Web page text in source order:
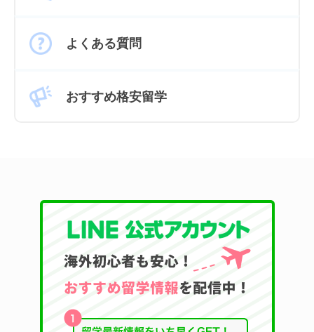
よくある質問
おすすめ格安留学